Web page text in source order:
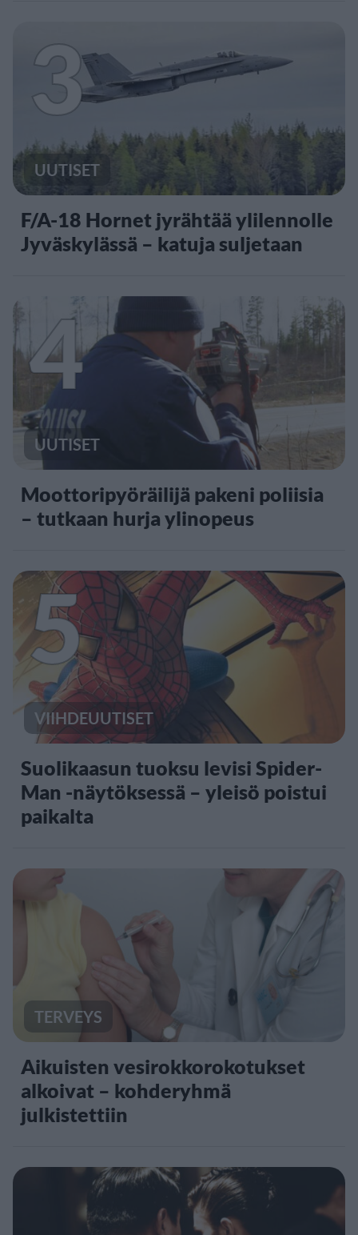
3
UUTISET
F/A-18 Hornet jyrähtää ylilennolle
Jyväskylässä – katuja suljetaan
4
UUTISET
Moottoripyöräilijä pakeni poliisia
– tutkaan hurja ylinopeus
5
VIIHDEUUTISET
Suolikaasun tuoksu levisi Spider-
Man -näytöksessä – yleisö poistui
paikalta
TERVEYS
Aikuisten vesirokkorokotukset
alkoivat – kohderyhmä
julkistettiin